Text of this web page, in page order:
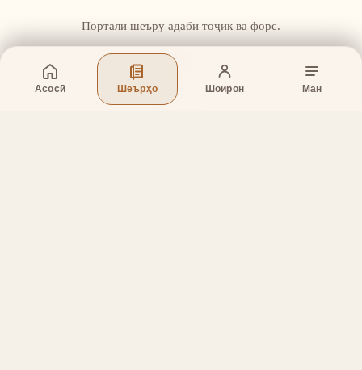
Асосӣ Шеърҳо Шоирон Ман
Портали шеъру адаби тоҷик ва форс.